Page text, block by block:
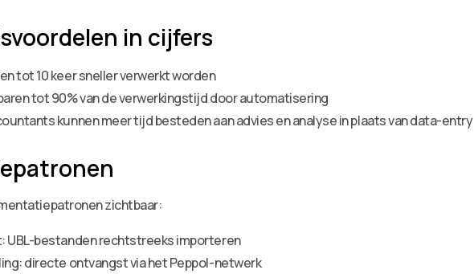
in cijfers
tot 10 keer sneller verwerkt worden
tot 90% van de verwerkingstijd door automatisering
kunnen meer tijd besteden aan advies en analyse in plaats van data-entry
zichtbaar:
UBL-bestanden rechtstreeks importeren
directe ontvangst via het Peppol-netwerk